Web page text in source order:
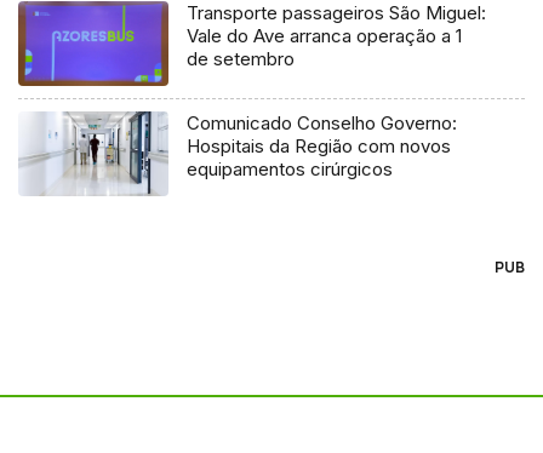
Transporte passageiros São Miguel:
Vale do Ave arranca operação a 1
de setembro
Comunicado Conselho Governo:
Hospitais da Região com novos
equipamentos cirúrgicos
PUB